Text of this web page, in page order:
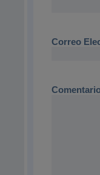
Correo